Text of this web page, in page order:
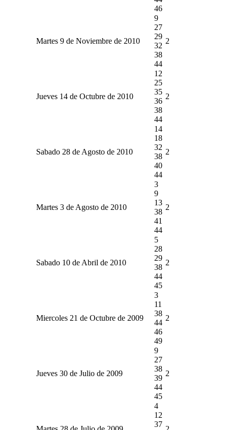
46
Martes 9 de Noviembre de 2010
9
27
29
32
38
44
2
Jueves 14 de Octubre de 2010
12
25
35
36
38
44
2
Sabado 28 de Agosto de 2010
14
18
32
38
40
44
2
Martes 3 de Agosto de 2010
3
9
13
38
41
44
2
Sabado 10 de Abril de 2010
5
28
29
38
44
45
2
Miercoles 21 de Octubre de 2009
3
11
38
44
46
49
2
Jueves 30 de Julio de 2009
9
27
38
39
44
45
2
4
12
37